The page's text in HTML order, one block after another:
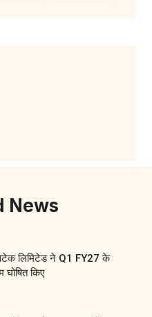
News
लिमिटेड ने Q1 FY27 के
घोषित किए